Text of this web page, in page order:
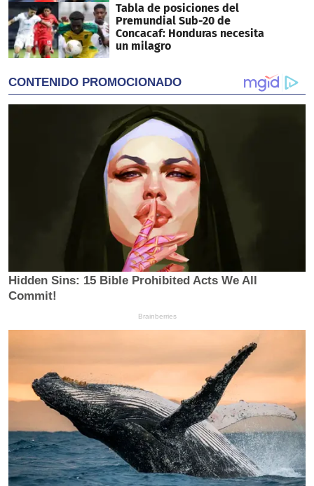
Tabla de posiciones del
Premundial Sub-20 de
Concacaf: Honduras necesita
un milagro